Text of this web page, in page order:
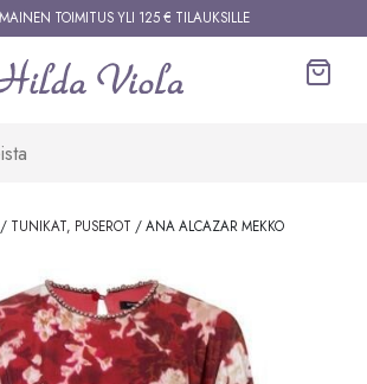
TOIMITUS YLI 125 € TILAUKSILLE
/ TUNIKAT, PUSEROT / ANA ALCAZAR MEKKO